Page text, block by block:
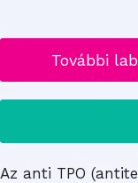
További
Az anti TPO